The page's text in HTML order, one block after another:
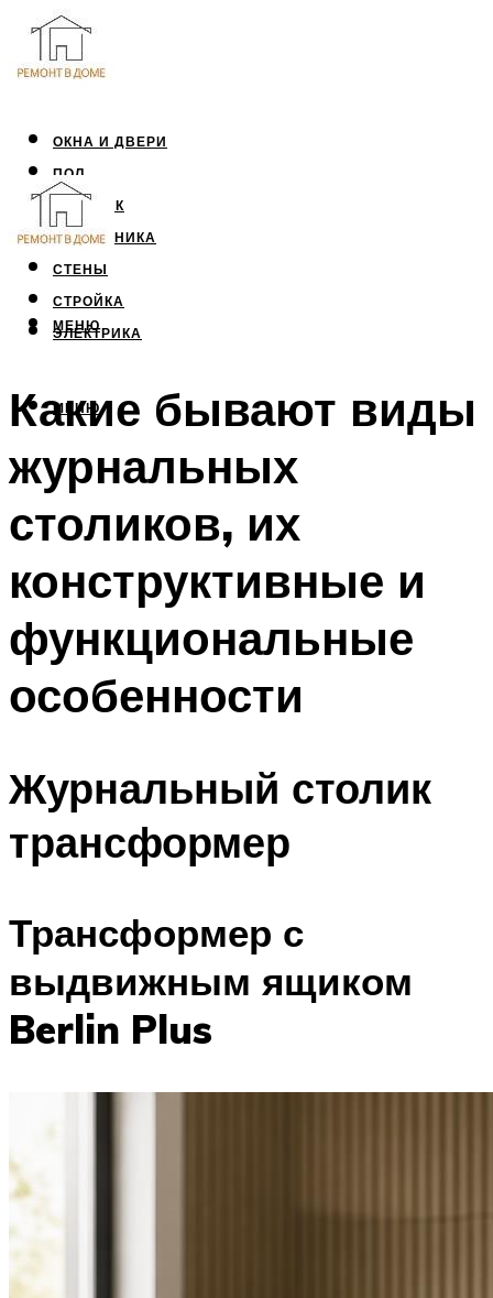
ОКНА И ДВЕРИ
ПОЛ
ПОТОЛОК
САНТЕХНИКА
СТЕНЫ
СТРОЙКА
ЭЛЕКТРИКА
МЕНЮ
МЕНЮ
Какие бывают виды
журнальных
столиков, их
конструктивные и
функциональные
особенности
Журнальный столик
трансформер
Трансформер с
выдвижным ящиком
Berlin Plus